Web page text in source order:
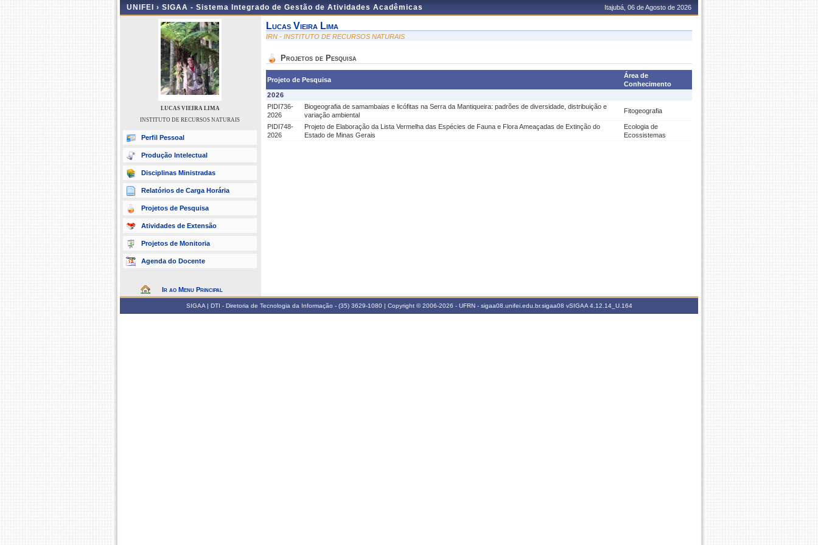
UNIFEI › SIGAA - Sistema Integrado de Gestão de Atividades Acadêmicas Itajubá, 06 de Agosto de 2026
LUCAS VIEIRA LIMA
INSTITUTO DE RECURSOS NATURAIS
Perfil Pessoal
Produção Intelectual
Disciplinas Ministradas
Relatórios de Carga Horária
Projetos de Pesquisa
Atividades de Extensão
Projetos de Monitoria
Agenda do Docente
Ir ao Menu Principal
Lucas Vieira Lima
IRN - INSTITUTO DE RECURSOS NATURAIS
Projetos de Pesquisa
Projeto de Pesquisa
Área de
Conhecimento
2026
PIDI736-
2026
Biogeografia de samambaias e licófitas na Serra da Mantiqueira: padrões de diversidade, distribuição e
variação ambiental
Fitogeografia
PIDI748-
2026
Projeto de Elaboração da Lista Vermelha das Espécies de Fauna e Flora Ameaçadas de Extinção do
Estado de Minas Gerais
Ecologia de
Ecossistemas
SIGAA | DTI - Diretoria de Tecnologia da Informação - (35) 3629-1080 | Copyright © 2006-2026 - UFRN - sigaa08.unifei.edu.br.sigaa08 vSIGAA 4.12.14_U.164